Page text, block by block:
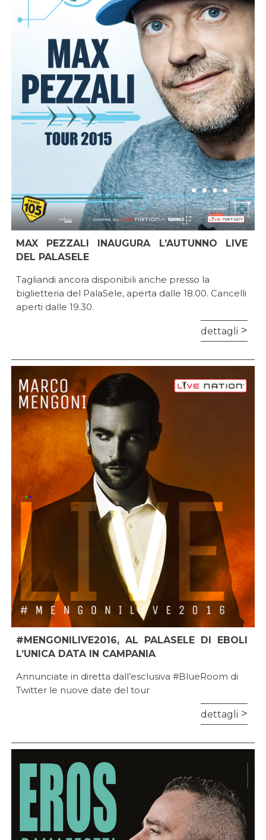
MAX PEZZALI INAUGURA L’AUTUNNO LIVE
DEL PALASELE
Tagliandi ancora disponibili anche presso la
biglietteria del PalaSele, aperta dalle 18.00. Cancelli
aperti dalle 19.30.
dettagli
#MENGONILIVE2016, AL PALASELE DI EBOLI
L’UNICA DATA IN CAMPANIA
Annunciate in diretta dall’esclusiva #BlueRoom di
Twitter le nuove date del tour
dettagli